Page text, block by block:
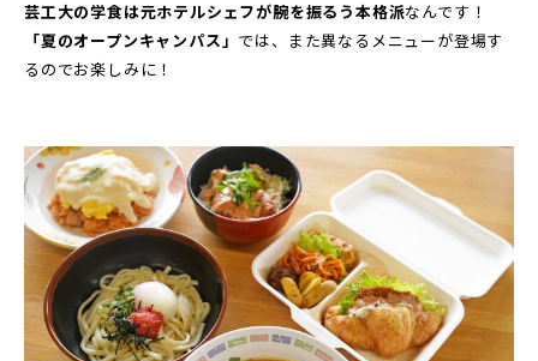
芸工大の学食は元ホテルシェフが腕を振るう本格派なんです！
「夏のオープンキャンパス」 では、また異なるメニューが登場す
るのでお楽しみに！